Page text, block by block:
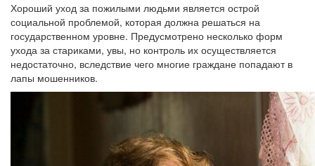
Хороший уход за пожилыми людьми является острой
социальной проблемой, которая должна решаться на
государственном уровне. Предусмотрено несколько форм
ухода за стариками, увы, но контроль их осуществляется
недостаточно, вследствие чего многие граждане попадают в
лапы мошенников.